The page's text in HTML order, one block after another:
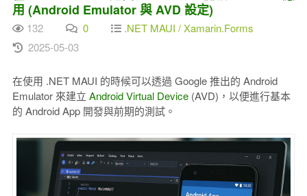
用 (Android Emulator 與 AVD 設定)
132 0
.NET MAUI / Xamarin.Forms
2025-05-03
在使用 .NET MAUI 的時候可以透過 Google 推出的 Android
Emulator 來建立 Android Virtual Device(AVD)，以便進行基本
的 Android App 開發與前期的測試。